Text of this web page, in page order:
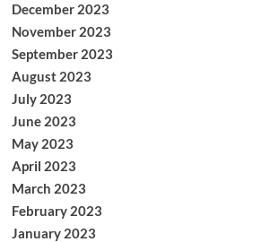
December 2023
November 2023
September 2023
August 2023
July 2023
June 2023
May 2023
April 2023
March 2023
February 2023
January 2023